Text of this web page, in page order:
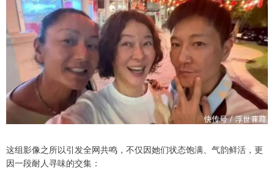
这组影像之所以引发全网共鸣，不仅因她们状态饱满、气韵鲜活，更
因一段耐人寻味的交集：